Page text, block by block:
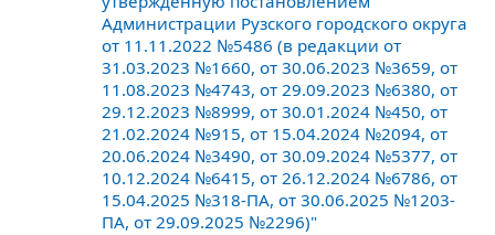
Администрации Рузского городского округа
от 11.11.2022 №5486 (в редакции от
31.03.2023 №1660, от 30.06.2023 №3659, от
11.08.2023 №4743, от 29.09.2023 №6380, от
29.12.2023 №8999, от 30.01.2024 №450, от
21.02.2024 №915, от 15.04.2024 №2094, от
20.06.2024 №3490, от 30.09.2024 №5377, от
10.12.2024 №6415, от 26.12.2024 №6786, от
15.04.2025 №318-ПА, от 30.06.2025 №1203-
ПА, от 29.09.2025 №2296)"